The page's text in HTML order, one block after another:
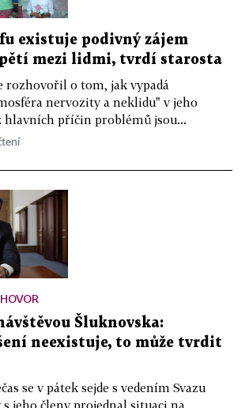
existuje podivný zájem
mezi lidmi, tvrdí starosta
rozhovořil o tom, jak vypadá
nervozity a neklidu" v jeho
hlavních příčin problémů jsou...
Šluknovska:
neexistuje, to může tvrdit
se v pátek sejde s vedením Svazu
s jeho členy projednal situaci na